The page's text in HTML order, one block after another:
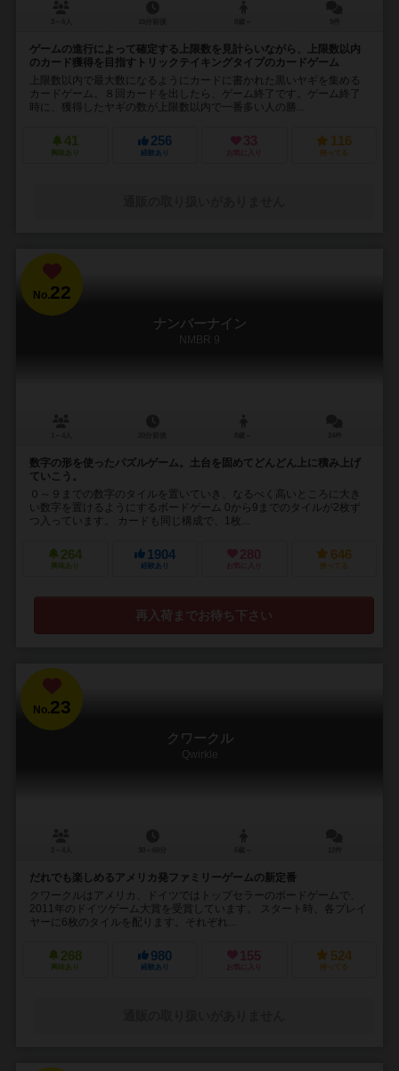
ゲームの進行によって確定する上限数を見計らいながら、上限数以内
のカード獲得を目指すトリックテイキングタイプのカードゲーム
上限数以内で最大数になるようにカードに書かれた黒いヤギを集める
カードゲーム。８回カードを出したら、ゲーム終了です。ゲーム終了
時に、獲得したヤギの数が上限数以内で一番多い人の勝...
41
興味あり
256
経験あり
33
お気に入り
116
持ってる
No.22
ナンバーナイン
NMBR 9
数字の形を使ったパズルゲーム。土台を固めてどんどん上に積み上げ
ていこう。
０～９までの数字のタイルを置いていき、なるべく高いところに大き
い数字を置けるようにするボードゲーム 0から9までのタイルが2枚ず
つ入っています。 カードも同じ構成で、1枚...
264
興味あり
1904
経験あり
280
お気に入り
646
持ってる
再入荷までお待ち下さい
No.23
クワークル
Qwirkle
だれでも楽しめるアメリカ発ファミリーゲームの新定番
クワークルはアメリカ、ドイツではトップセラーのボードゲームで、
2011年のドイツゲーム大賞を受賞しています。 スタート時、各プレイ
ヤーに6枚のタイルを配ります。それぞれ...
268
興味あり
980
経験あり
155
お気に入り
524
持ってる